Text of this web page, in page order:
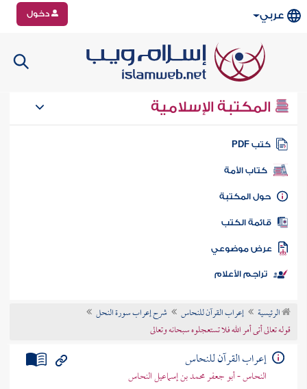
عربي دخول
المكتبة الإسلامية
كتب PDF
كتاب الأمة
المكتبة
الكتب
موضوعي
تراجم الأعلام
الرئيسية إعراب القرآن للنحاس
شرح إعراب سورة النحل
قوله تعالى أتى أمر الله فلا تستعجلوه سبحانه وتعالى
إعراب القرآن للنحاس
النحاس - أبو جعفر محمد بن إسماعيل النحاس